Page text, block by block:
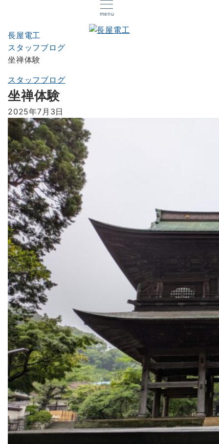
menu
長屋電工
スタッフブログ
坐禅体験
スタッフブログ
坐禅体験
2025年7月3日